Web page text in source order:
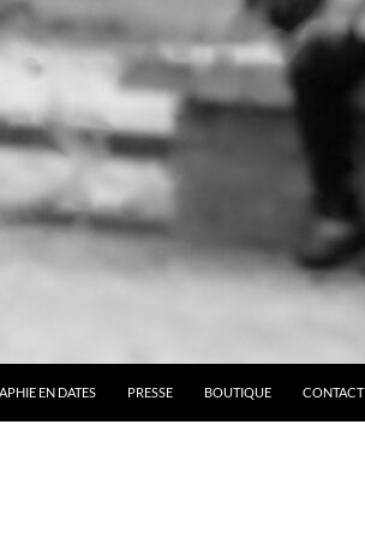
EN DATES PRESSE BOUTIQUE CONTACT